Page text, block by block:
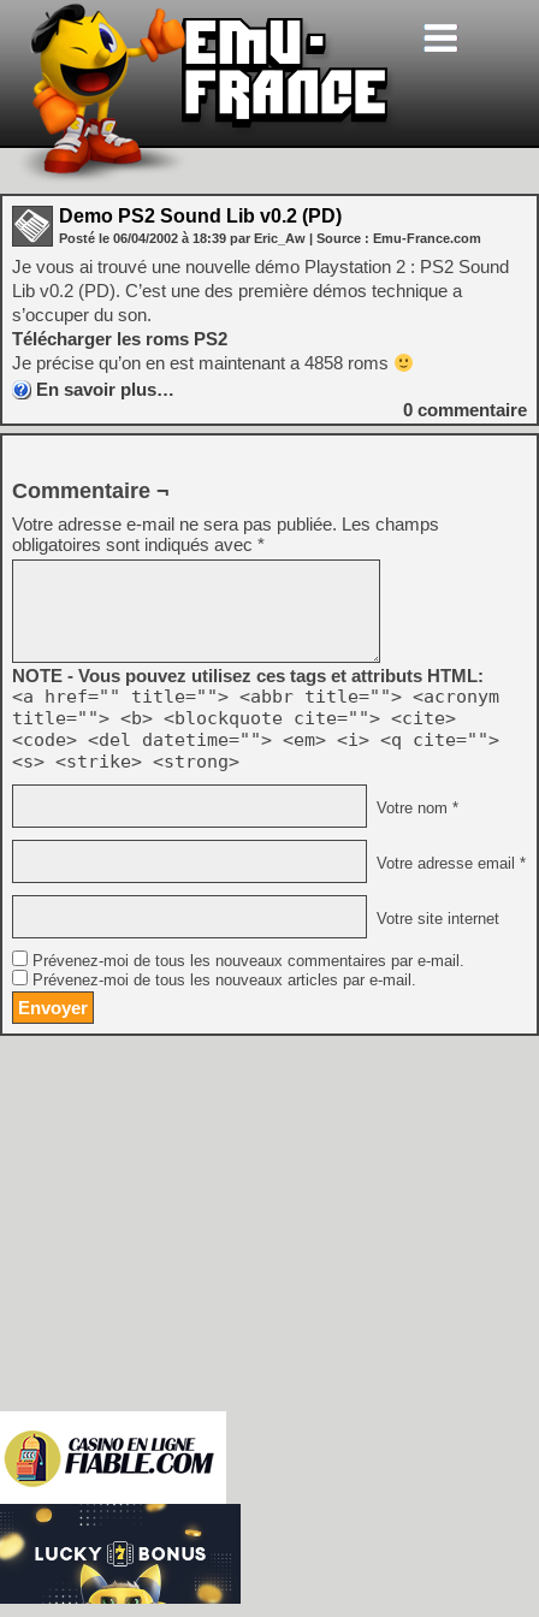
Demo PS2 Sound Lib v0.2 (PD)
Posté le 06/04/2002 à 18:39 par Eric_Aw | Source : Emu-France.com
Je vous ai trouvé une nouvelle démo Playstation 2 : PS2 Sound
Lib v0.2 (PD). C’est une des première démos technique a
s’occuper du son.
Télécharger les roms PS2
Je précise qu’on en est maintenant a 4858 roms
En savoir plus…
0 commentaire
Commentaire ¬
Votre adresse e-mail ne sera pas publiée. Les champs
obligatoires sont indiqués avec *
NOTE - Vous pouvez utilisez ces tags et attributs HTML:
<a href="" title=""> <abbr title=""> <acronym
title=""> <b> <blockquote cite=""> <cite>
<code> <del datetime=""> <em> <i> <q cite="">
<s> <strike> <strong>
Votre nom *
Votre adresse email *
Votre site internet
Prévenez-moi de tous les nouveaux commentaires par e-mail.
Prévenez-moi de tous les nouveaux articles par e-mail.